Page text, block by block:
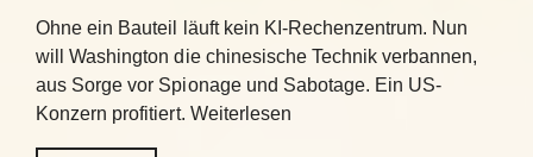
Ohne ein Bauteil läuft kein KI-Rechenzentrum. Nun
will Washington die chinesische Technik verbannen,
aus Sorge vor Spionage und Sabotage. Ein US-
Konzern profitiert. Weiterlesen